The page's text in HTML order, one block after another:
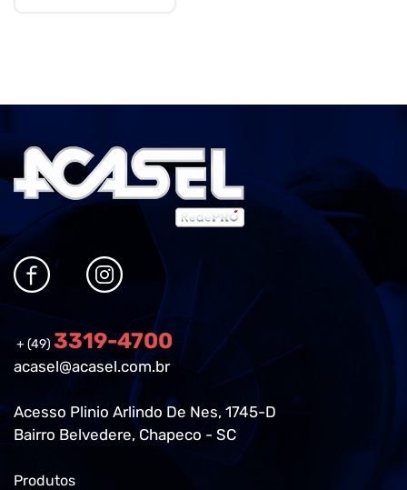
+ (49) 3319-4700
acasel@acasel.com.br
Acesso Plinio Arlindo De Nes, 1745-D
Bairro Belvedere, Chapeco - SC
Produtos